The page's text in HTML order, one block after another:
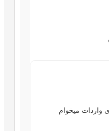
واردات میخوام